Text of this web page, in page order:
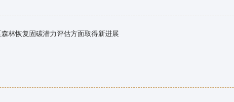
林恢复固碳潜力评估方面取得新进展